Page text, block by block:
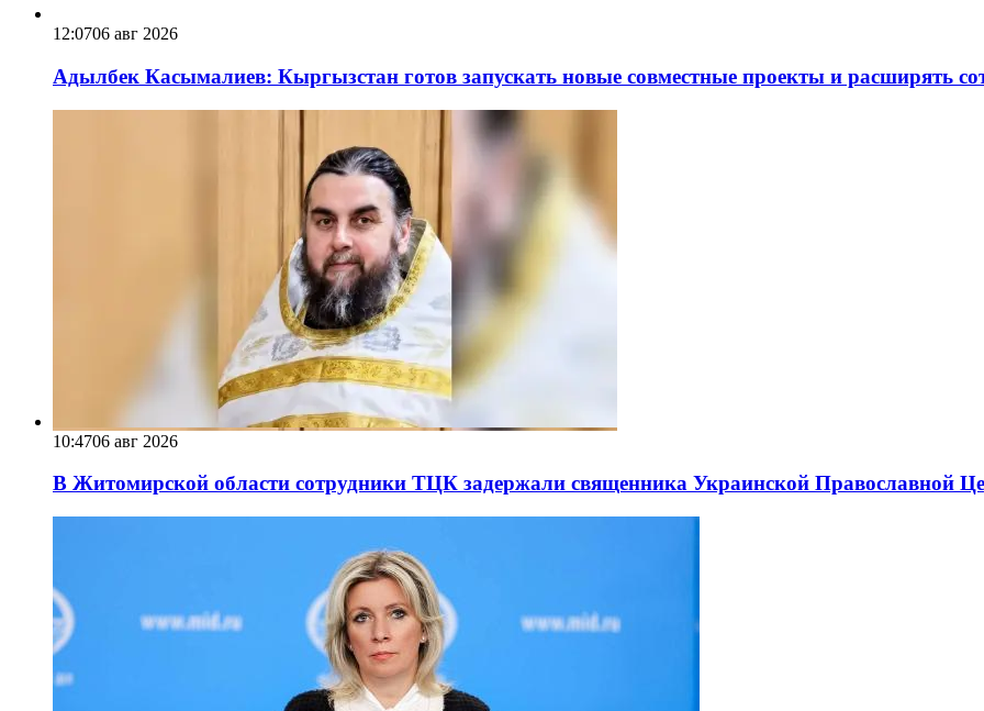
12:0706 авг 2026
Адылбек Касымалиев: Кыргызстан готов запускать новые совместные проекты и расширять
10:4706 авг 2026
В Житомирской области сотрудники ТЦК задержали священника Украинской Православной